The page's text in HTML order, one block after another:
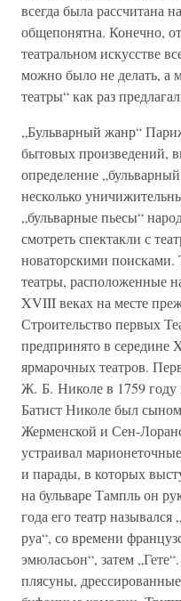
всегда была рассчитана
общепонятна. Конечно,
театральном искусстве
можно было не делать, а
театры“ как раз
„Бульварный жанр“
бытовых произведений,
определение
несколько
„бульварные пьесы“
смотреть спектакли с
новаторскими
театры, расположенные
XVIII веках на месте
Строительство первых
предпринято в середине
ярмарочных театров.
Ж. Б. Николе в 1759 году
Батист Николе был
Жерменской и Сен-
устраивал
и парады, в которых
на бульваре Тампль он
года его театр
руа“, со времени
эмюласьон“, затем
плясуны,